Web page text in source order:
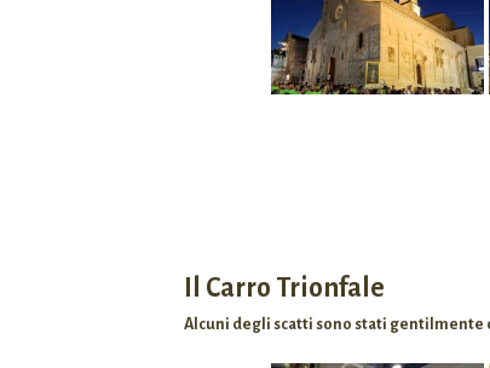
Il Carro Trionfale
Alcuni degli scatti sono stati gentilmente